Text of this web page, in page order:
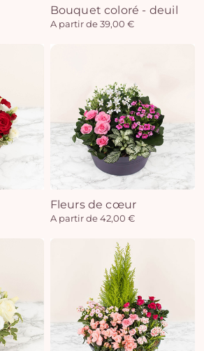
Bouquet coloré - deuil
A partir de 39,00 €
Fleurs de cœur
A partir de 42,00 €